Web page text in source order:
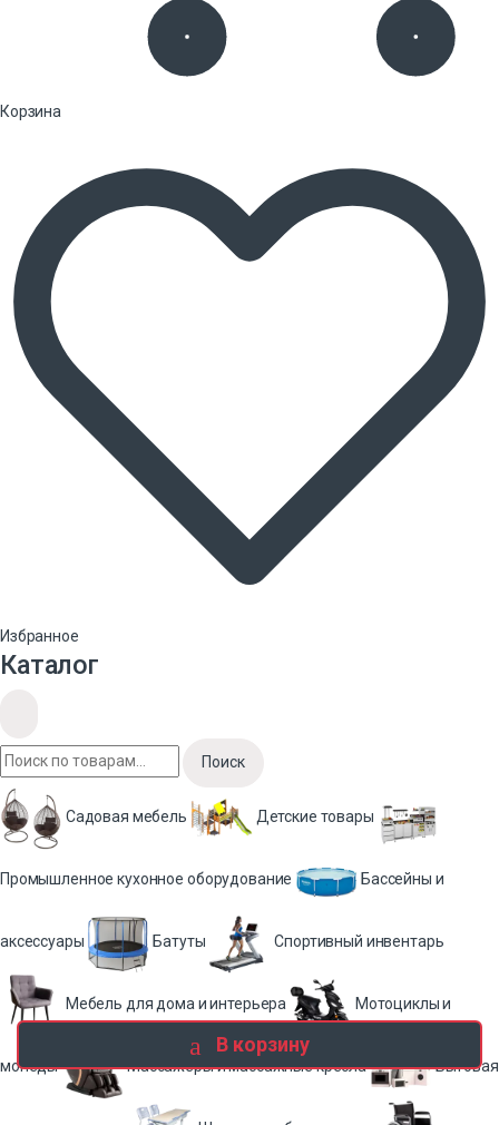
В корзину
Корзина
Избранное
Каталог
Поиск
Садовая мебель Детские товары
Промышленное кухонное оборудование Бассейны и
аксессуары Батуты Спортивный инвентарь
Мебель для дома и интерьера Мотоциклы и
мопеды Массажеры и массажные кресла Бытовая